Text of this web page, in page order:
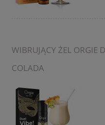
WIBRUJĄCY ŻEL ORGIE
COLADA